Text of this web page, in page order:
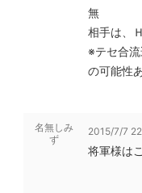
無
相手は、
※テセ合
の可能性
名無しみ
ず
2015/7/7
将軍様は